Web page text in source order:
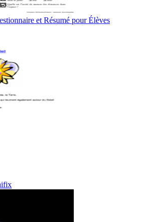
et Résumé pour Élèves